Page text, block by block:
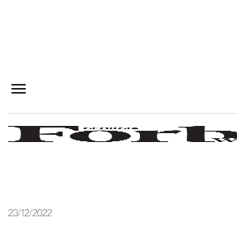
23/12/2022